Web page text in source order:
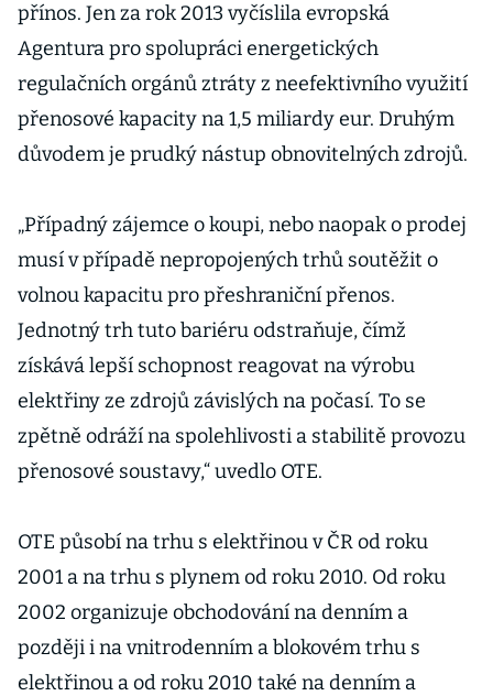
přínos. Jen za rok 2013 vyčíslila evropská
Agentura pro spolupráci energetických
regulačních orgánů ztráty z neefektivního využití
přenosové kapacity na 1,5 miliardy eur. Druhým
důvodem je prudký nástup obnovitelných zdrojů.
„Případný zájemce o koupi, nebo naopak o prodej
musí v případě nepropojených trhů soutěžit o
volnou kapacitu pro přeshraniční přenos.
Jednotný trh tuto bariéru odstraňuje, čímž
získává lepší schopnost reagovat na výrobu
elektřiny ze zdrojů závislých na počasí. To se
zpětně odráží na spolehlivosti a stabilitě provozu
přenosové soustavy,“ uvedlo OTE.
OTE působí na trhu s elektřinou v ČR od roku
2001 a na trhu s plynem od roku 2010. Od roku
2002 organizuje obchodování na denním a
později i na vnitrodenním a blokovém trhu s
elektřinou a od roku 2010 také na denním a